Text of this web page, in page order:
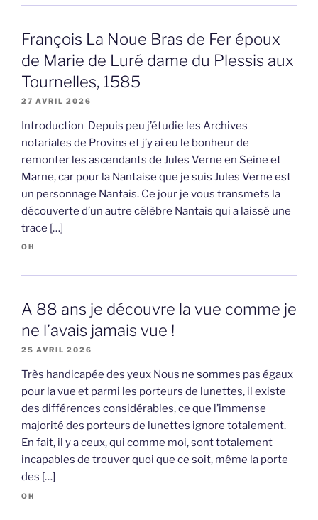
François La Noue Bras de Fer époux
de Marie de Luré dame du Plessis aux
Tournelles, 1585
27 AVRIL 2026
Introduction Depuis peu j’étudie les Archives
notariales de Provins et j’y ai eu le bonheur de
remonter les ascendants de Jules Verne en Seine et
Marne, car pour la Nantaise que je suis Jules Verne est
un personnage Nantais. Ce jour je vous transmets la
découverte d’un autre célèbre Nantais qui a laissé une
trace […]
OH
A 88 ans je découvre la vue comme je
ne l’avais jamais vue !
25 AVRIL 2026
Très handicapée des yeux Nous ne sommes pas égaux
pour la vue et parmi les porteurs de lunettes, il existe
des différences considérables, ce que l’immense
majorité des porteurs de lunettes ignore totalement.
En fait, il y a ceux, qui comme moi, sont totalement
incapables de trouver quoi que ce soit, même la porte
des […]
OH